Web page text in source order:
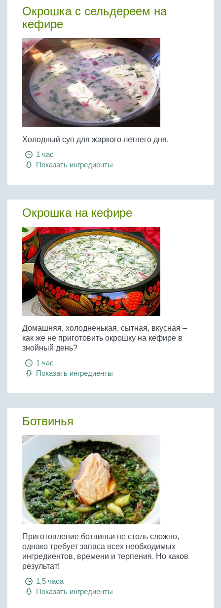
Яйца
Окрошка с сельдереем на
кефире
Холодный суп для жаркого летнего дня.
1 час
Показать ингредиенты
Окрошка на кефире
Домашняя, холодненькая, сытная, вкусная –
как же не приготовить окрошку на кефире в
знойный день?
1 час
Показать ингредиенты
Ботвинья
Приготовление ботвиньи не столь сложно,
однако требует запаса всех необходимых
ингредиентов, времени и терпения. Но каков
результат!
1,5 часа
Показать ингредиенты